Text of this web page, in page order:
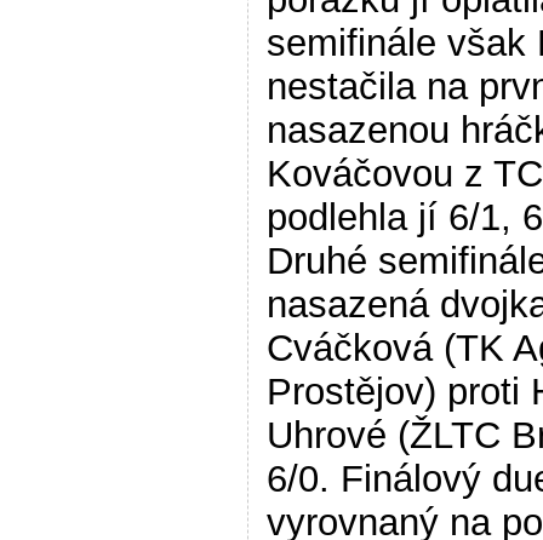
semifinále však
nestačila na
nasazenou
Kováčovou z
podlehla jí 6/1,
Druhé
nasazená
Cváčková (TK
Prostějov) proti
Uhrové (ŽLTC
6/0. Finálový
vyrovnaný na